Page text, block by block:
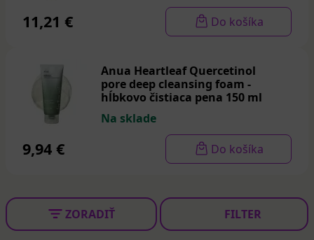
11,21 € Do košíka
Anua Heartleaf Quercetinol
pore deep cleansing foam -
hĺbkovo čistiaca pena 150 ml
Na sklade
9,94 € Do košíka
ZORADIŤ FILTER